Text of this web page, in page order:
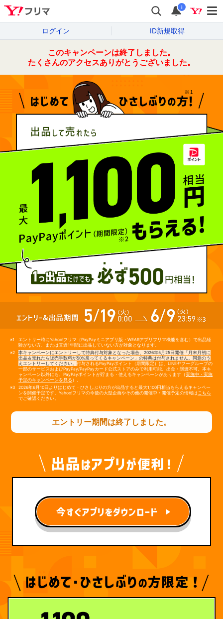
i
ログイン ID新規取得
このキャンペーンは終了しました。
たくさんのアクセスありがとうございました。
エントリー時にYahoo!フリマ（PayPayミニアプリ版・WEARアプリフリマ機能を含む）で出品経
験がない方、または直近1年間に出品していない方が対象となります。
本キャンペーンにエントリーして特典付与対象となった場合、2026年5月25日開催「月末月初に
出品＆売れたら販売手数料が50%戻ってくるキャンペーン」の特典は付与されません。同意のう
えエントリーしてください。付与されるPayPayポイント（期間限定）は、LINEヤフーグループの
一部のサービスおよびPayPay/PayPayカード公式ストアのみで利用可能。出金・譲渡不可。本キ
ャンペーン以外にも、PayPayポイントが貯まる・使えるキャンペーンがあります（実施中・実施
予定のキャンペーンを見る ）。
2026年6月10日よりはじめて・ひさしぶりの方が出品すると最大1,100円相当もらえるキャンペー
ンを開催予定です。Yahoo!フリマの今後の大型企画やその他の開催中・開催予定の情報は こちら
でご確認ください。
エントリー期間は終了しました。